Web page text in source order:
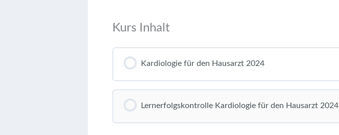
Kurs Inhalt
Kardiologie für den Hausarzt 2024
Lernerfolgskontrolle Kardiologie für den Hausarzt 2024